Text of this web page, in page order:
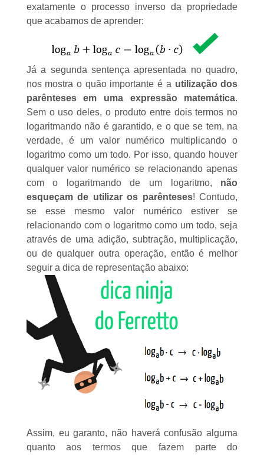
exatamente o processo inverso da propriedade
que acabamos de aprender:
Já a segunda sentença apresentada no quadro,
nos mostra o quão importante é a utilização dos
parênteses em uma expressão matemática.
Sem o uso deles, o produto entre dois termos no
logaritmando não é garantido, e o que se tem, na
verdade, é um valor numérico multiplicando o
logaritmo como um todo. Por isso, quando houver
qualquer valor numérico se relacionando apenas
com o logaritmando de um logaritmo, não
esqueçam de utilizar os parênteses! Contudo,
se esse mesmo valor numérico estiver se
relacionando com o logaritmo como um todo, seja
através de uma adição, subtração, multiplicação,
ou de qualquer outra operação, então é melhor
seguir a dica de representação abaixo:
Assim, eu garanto, não haverá confusão alguma
quanto aos termos que fazem parte do